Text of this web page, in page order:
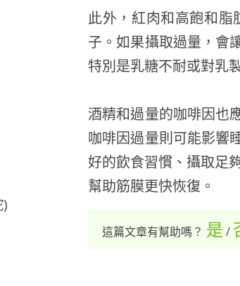
此外，紅肉和高飽和脂
子。如果攝取過量，會
特別是乳糖不耐或對乳
酒精和過量的咖啡因也
咖啡因過量則可能影響
好的飲食習慣、攝取足
幫助筋膜更快恢復。
這篇文章有幫助嗎？ 是 /